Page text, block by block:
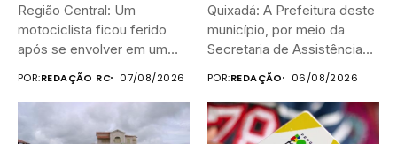
Região Central: Um
motociclista ficou ferido
após se envolver em um
POR:REDAÇÃO RC 07/08/2026
Quixadá: A Prefeitura deste
município, por meio da
Secretaria de Assistência
POR:REDAÇÃO 06/08/2026